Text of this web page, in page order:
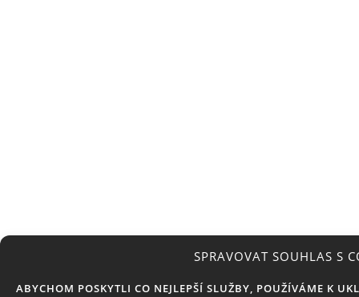
SPRAVOVAT SOUHLAS S
ABYCHOM POSKYTLI CO NEJLEPŠÍ SLUŽBY, POUŽÍVÁME K